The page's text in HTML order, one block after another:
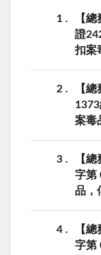
1
【
證
扣案
2
【
案毒
3
【
字第
品，
4
【
字第